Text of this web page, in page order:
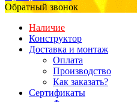
Обратный звонок
Наличие
Конструктор
Доставка и монтаж
Оплата
Производство
Как заказать?
Сертификаты